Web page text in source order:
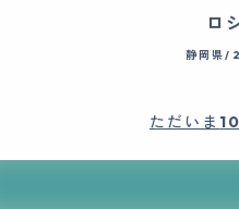
ロ
静岡県/
ただいま